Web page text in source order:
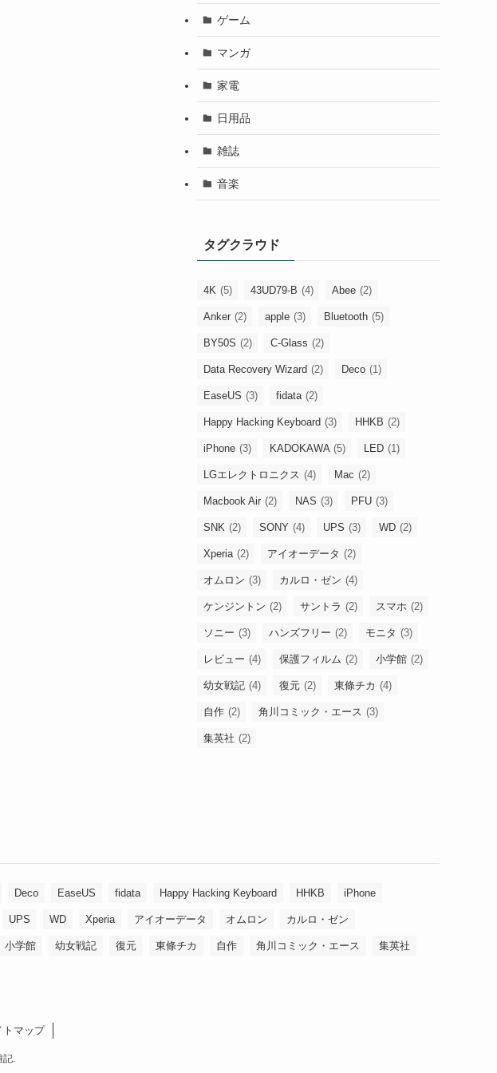
ゲーム
マンガ
家電
日用品
雑誌
音楽
タグクラウド
4K (5) 43UD79-B (4) Abee (2)
Anker (2) apple (3) Bluetooth (5)
BY50S (2) C-Glass (2)
Data Recovery Wizard (2) Deco (1)
EaseUS (3) fidata (2)
Happy Hacking Keyboard (3) HHKB (2)
iPhone (3) KADOKAWA (5) LED (1)
LGエレクトロニクス (4) Mac (2)
Macbook Air (2) NAS (3) PFU (3)
SNK (2) SONY (4) UPS (3) WD (2)
Xperia (2) アイオーデータ (2)
オムロン (3) カルロ・ゼン (4)
ケンジントン (2) サントラ (2) スマホ (2)
ソニー (3) ハンズフリー (2) モニタ (3)
レビュー (4) 保護フィルム (2) 小学館 (2)
幼女戦記 (4) 復元 (2) 東條チカ (4)
自作 (2) 角川コミック・エース (3)
集英社 (2)
Deco EaseUS fidata Happy Hacking Keyboard HHKB iPhone
UPS WD Xperia アイオーデータ オムロン カルロ・ゼン
小学館 幼女戦記 復元 東條チカ 自作 角川コミック・エース 集英社
トマップ
記.